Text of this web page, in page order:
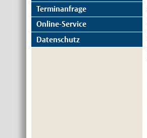
Terminanfrage
Online-Service
Datenschutz